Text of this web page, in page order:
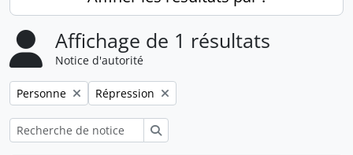
Affichage de 1 résultats
Notice d'autorité
Remove filter:
Personne Remove filter:
Répression